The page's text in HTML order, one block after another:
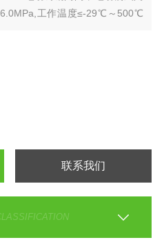
工作温度≤-29℃～500℃
质。
联系我们